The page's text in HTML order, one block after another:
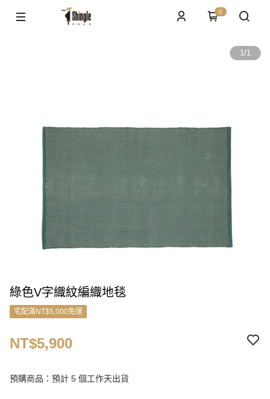
0
1/1
綠色V字織紋編織地毯
宅配滿NT$5,000免運
NT$5,900
預購商品：預計 5 個工作天出貨